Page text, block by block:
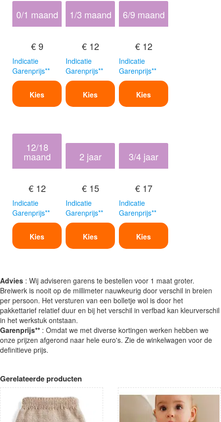
0/1 maand
€ 9
Indicatie
Garenprijs**
Kies
1/3 maand
€ 12
Indicatie
Garenprijs**
Kies
6/9 maand
€ 12
Indicatie
Garenprijs**
Kies
12/18
maand
€ 12
Indicatie
Garenprijs**
Kies
2 jaar
€ 15
Indicatie
Garenprijs**
Kies
3/4 jaar
€ 17
Indicatie
Garenprijs**
Kies
Advies : Wij adviseren garens te bestellen voor 1 maat groter.
Breiwerk is nooit op de millimeter nauwkeurig door verschil in breien
per persoon. Het versturen van een bolletje wol is door het
pakkettarief relatief duur en bij het verschil in verfbad kan kleurverschil
in het werkstuk ontstaan.
Garenprijs** : Omdat we met diverse kortingen werken hebben we
onze prijzen afgerond naar hele euro's. Zie de winkelwagen voor de
definitieve prijs.
Gerelateerde producten